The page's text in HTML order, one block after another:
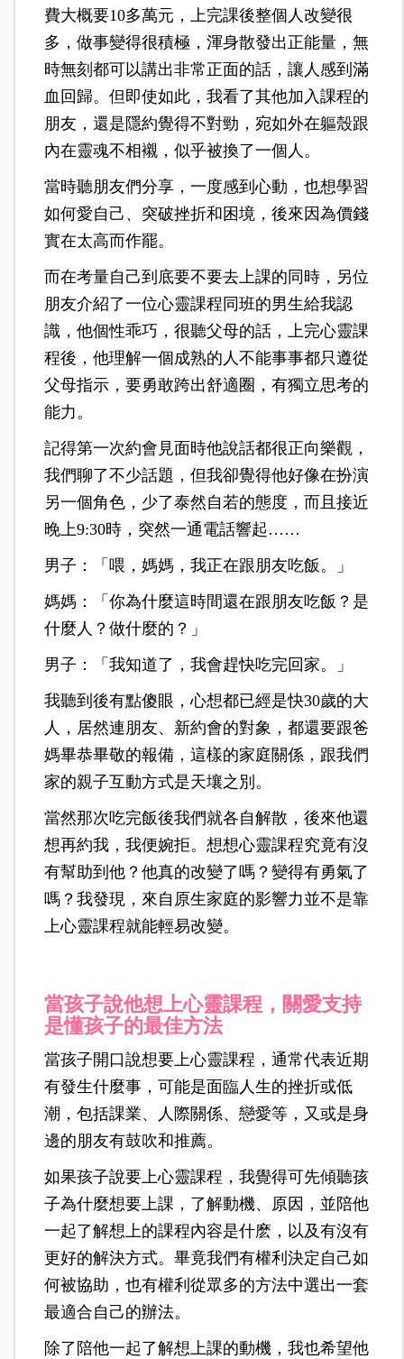
費大概要10多萬元，上完課後整個人改變很
多，做事變得很積極，渾身散發出正能量，無
時無刻都可以講出非常正面的話，讓人感到滿
血回歸。但即使如此，我看了其他加入課程的
朋友，還是隱約覺得不對勁，宛如外在軀殼跟
內在靈魂不相襯，似乎被換了一個人。
當時聽朋友們分享，一度感到心動，也想學習
如何愛自己、突破挫折和困境，後來因為價錢
實在太高而作罷。
而在考量自己到底要不要去上課的同時，另位
朋友介紹了一位心靈課程同班的男生給我認
識，他個性乖巧，很聽父母的話，上完心靈課
程後，他理解一個成熟的人不能事事都只遵從
父母指示，要勇敢跨出舒適圈，有獨立思考的
能力。
記得第一次約會見面時他說話都很正向樂觀，
我們聊了不少話題，但我卻覺得他好像在扮演
另一個角色，少了泰然自若的態度，而且接近
晚上9:30時，突然一通電話響起……
男子：「喂，媽媽，我正在跟朋友吃飯。」
媽媽：「你為什麼這時間還在跟朋友吃飯？是
什麼人？做什麼的？」
男子：「我知道了，我會趕快吃完回家。」
我聽到後有點傻眼，心想都已經是快30歲的大
人，居然連朋友、新約會的對象，都還要跟爸
媽畢恭畢敬的報備，這樣的家庭關係，跟我們
家的親子互動方式是天壤之別。
當然那次吃完飯後我們就各自解散，後來他還
想再約我，我便婉拒。想想心靈課程究竟有沒
有幫助到他？他真的改變了嗎？變得有勇氣了
嗎？我發現，來自原生家庭的影響力並不是靠
上心靈課程就能輕易改變。
當孩子說他想上心靈課程，關愛支持
是懂孩子的最佳方法
當孩子開口說想要上心靈課程，通常代表近期
有發生什麼事，可能是面臨人生的挫折或低
潮，包括課業、人際關係、戀愛等，又或是身
邊的朋友有鼓吹和推薦。
如果孩子說要上心靈課程，我覺得可先傾聽孩
子為什麼想要上課，了解動機、原因，並陪他
一起了解想上的課程內容是什麽，以及有沒有
更好的解決方式。畢竟我們有權利決定自己如
何被協助，也有權利從眾多的方法中選出一套
最適合自己的辦法。
除了陪他一起了解想上課的動機，我也希望他